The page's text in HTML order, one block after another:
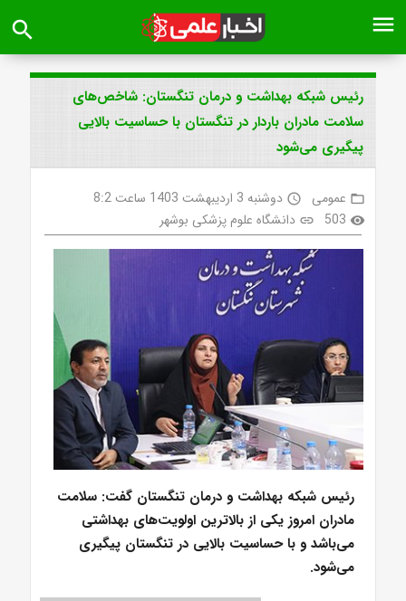
menu
search
رئیس شبکه بهداشت و درمان تنگستان: شاخص‌های
سلامت مادران باردار در تنگستان با حساسیت بالایی
پیگیری می‌شود
folder_open عمومی access_time دوشنبه 3 اردیبهشت 1403 ساعت 8:2
visibility
503
link دانشگاه علوم پزشکی بوشهر
رئیس شبکه بهداشت و درمان تنگستان گفت: سلامت
مادران امروز یکی از بالاترین اولویت‌های بهداشتی
می‌باشد و با حساسیت بالایی در تنگستان پیگیری
می‌شود.